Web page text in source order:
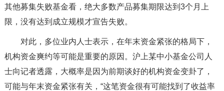
其他募集失败基金看，绝大多数产品募集期限达到3个月上
限，没有达到成立规模才宣告失败。
对此，多位业内人士表示，在年末资金紧张的格局下，
机构资金爽约等可能是重要的原因。沪上某中小基金公司人
士向记者透露，大概率是因为前期谈好的机构资金变卦了，
可能与年末资金紧张有关，“这笔资金很有可能找到了收益率